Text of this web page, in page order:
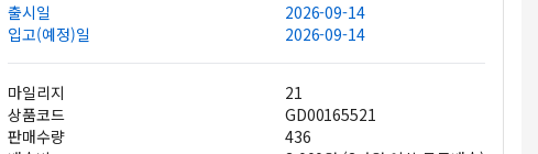
출시일
2026-09-14
입고(예정)일
2026-09-14
마일리지
21
상품코드
GD00165521
판매수량
436